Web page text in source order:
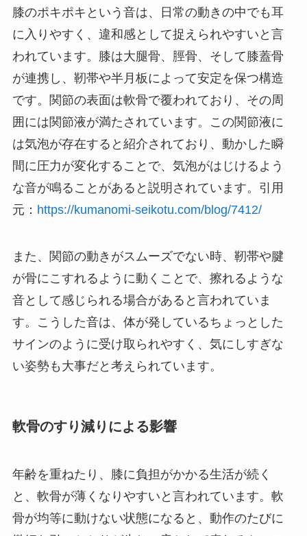
膝のポキポキという音は、日常の動きの中でも耳
に入りやすく、違和感として捉えられやすいと言
われています。膝は大腿骨、脛骨、そして膝蓋骨
が連携し、靭帯や半月板によって安定を保つ構造
です。関節の表面は軟骨で覆われており、その周
囲には関節液が満たされています。この関節液に
は気泡が存在すると紹介されており、動かした瞬
間に圧力が変化することで、気泡がはじけるよう
な音が鳴ることがあると説明されています。引用
元： https://kumanomi-seikotu.com/blog/7412/
また、関節の動きがスムーズでない時、靭帯や腱
が骨にこすれるように動くことで、擦れるような
音として感じられる場合があると言われていま
す。こうした音は、体が発しているちょっとした
サインのように受け取られやすく、気にしすぎな
い姿勢も大事だと考えられています。
軟骨のすり減りによる影響
年齢を重ねたり、膝に負担がかかる生活が続く
と、軟骨が薄くなりやすいと言われています。軟
骨が均等に動けない状態になると、動作のたびに